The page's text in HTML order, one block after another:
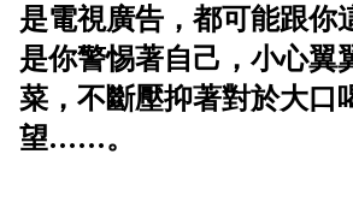
是電視廣告，都可能跟你
是你警惕著自己，小心翼
菜，不斷壓抑著對於大口
望......。